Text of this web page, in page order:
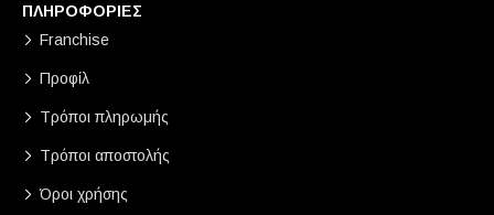
ΠΛΗΡΟΦΟΡΙΕΣ
Franchise
Προφίλ
Τρόποι πληρωμής
Τρόποι αποστολής
Όροι χρήσης